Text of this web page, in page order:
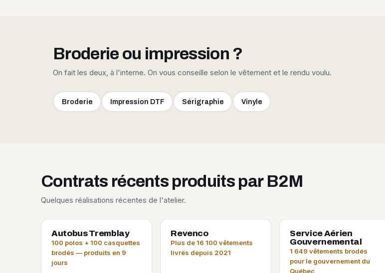
Broderie ou impression ?
On fait les deux, à l'interne. On vous conseille selon le vêtement et le rendu voulu.
Broderie Impression DTF Sérigraphie Vinyle
Contrats récents produits par B2M
Quelques réalisations récentes de l'atelier.
Autobus Tremblay
100 polos + 100 casquettes
brodés — produits en 9
jours
Revenco
Plus de 16 100 vêtements
livrés depuis 2021
Service Aérien
Gouvernemental
1 649 vêtements brodés
pour le gouvernement du
Québec